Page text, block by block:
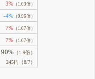
3% （1.03倍）
-4% （0.96倍）
7% （1.07倍）
7% （1.07倍）
90% （1.9倍）
245円（8/7）